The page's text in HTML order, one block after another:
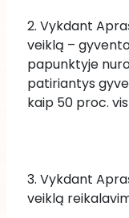
2. Vykdant
veiklą –
papunktyje
patiriantys
kaip 50 proc.
3. Vykdant
veiklą